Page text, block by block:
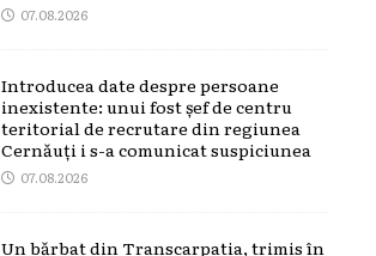
07.08.2026
Introducea date despre persoane
inexistente: unui fost șef de centru
teritorial de recrutare din regiunea
Cernăuți i s-a comunicat suspiciunea
07.08.2026
Un bărbat din Transcarpatia, trimis în